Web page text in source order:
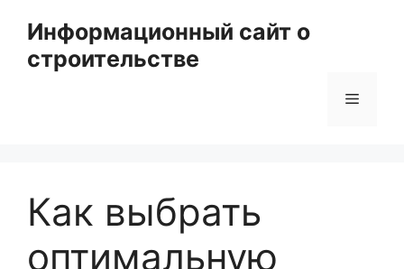
содержимому
Информационный сайт о
строительстве
Меню
Как выбрать
оптимальную